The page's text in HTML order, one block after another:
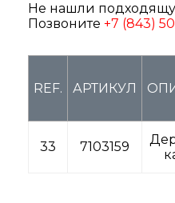
Не нашли
Позвоните +7 (843)
REF. АРТИКУЛ
33 7103159